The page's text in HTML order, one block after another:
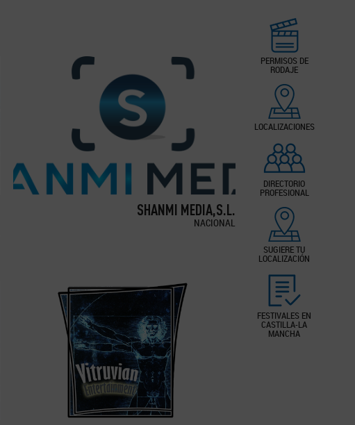
PERMISOS DE
RODAJE
LOCALIZACIONES
DIRECTORIO
PROFESIONAL
SUGIERE TU
LOCALIZACIÓN
FESTIVALES EN
CASTILLA-LA
MANCHA
SHANMI MEDIA,S.L.
NACIONAL